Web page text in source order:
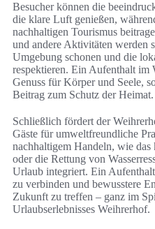
Besucher können die
die klare Luft genießen,
nachhaltigen Tourismus
und andere Aktivitäten werden
Umgebung schonen und die
respektieren. Ein Aufenthalt im
Genuss für Körper und Seele,
Beitrag zum Schutz der Heimat.
Schließlich fördert der
Gäste für umweltfreundliche
nachhaltigem Handeln, wie
oder die Rettung von
Urlaub integriert. Ein
zu verbinden und bewusstere
Zukunft zu treffen – ganz im
Urlaubserlebnisses Weihrerhof.